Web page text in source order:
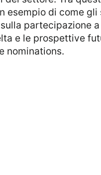
esempio di come
partecipazione
e le prospettive
nominations.